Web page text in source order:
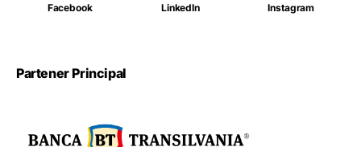
Facebook LinkedIn Instagram
Partener Principal